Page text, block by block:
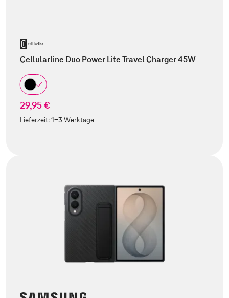
Cellularline Duo Power Lite Travel Charger 45W
29,95 €
Lieferzeit:1-3 Werktage